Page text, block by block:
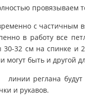
провязываем
с частичным
в работу все
30-32 см на спинке и
могут быть и другой
линии реглана
и рукавов.